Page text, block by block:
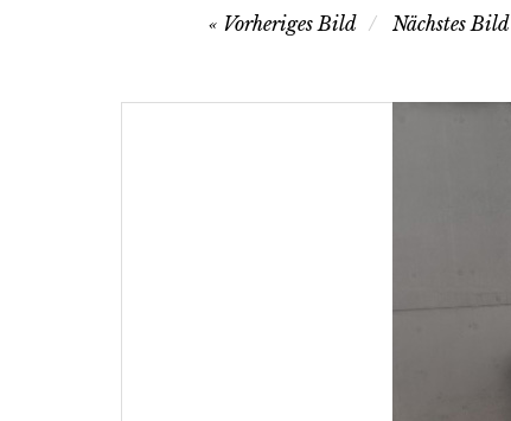
Image Vorheriges Bild Nächstes Bild